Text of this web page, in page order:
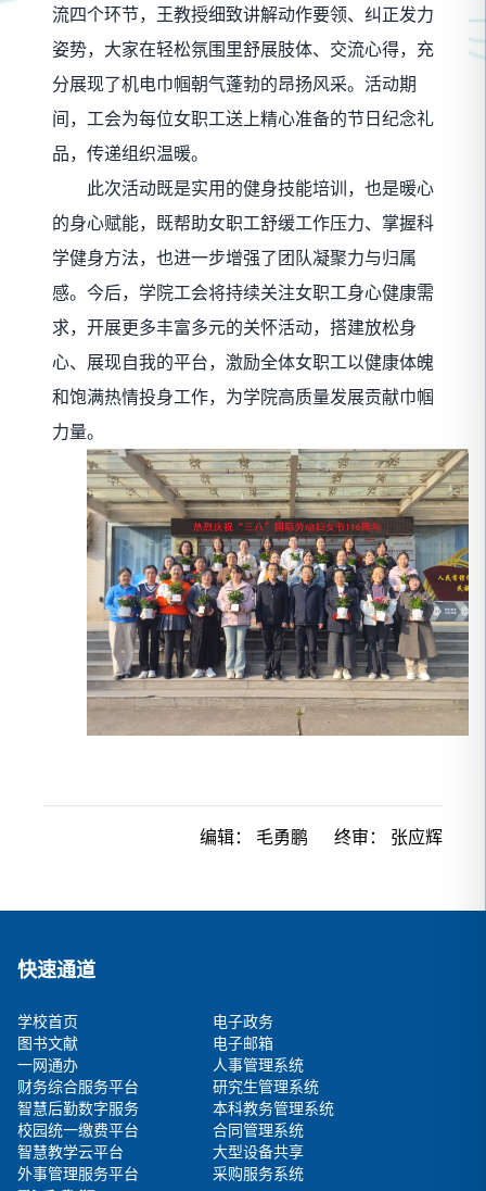
流四个环节，王教授细致讲解动作要领、纠正发力
姿势，大家在轻松氛围里舒展肢体、交流心得，充
分展现了机电巾帼朝气蓬勃的昂扬风采。活动期
间，工会为每位女职工送上精心准备的节日纪念礼
品，传递组织温暖。
此次活动既是实用的健身技能培训，也是暖心
的身心赋能，既帮助女职工舒缓工作压力、掌握科
学健身方法，也进一步增强了团队凝聚力与归属
感。今后，学院工会将持续关注女职工身心健康需
求，开展更多丰富多元的关怀活动，搭建放松身
心、展现自我的平台，激励全体女职工以健康体魄
和饱满热情投身工作，为学院高质量发展贡献巾帼
力量。
编辑： 毛勇鹏 终审： 张应辉
快速通道
学校首页
电子政务
图书文献
电子邮箱
一网通办
人事管理系统
财务综合服务平台
研究生管理系统
智慧后勤数字服务
本科教务管理系统
校园统一缴费平台
合同管理系统
智慧教学云平台
大型设备共享
外事管理服务平台
采购服务系统